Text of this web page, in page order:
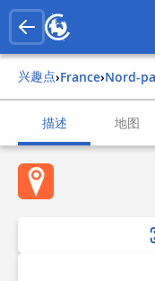
兴趣点› france› nord-
描述 地图